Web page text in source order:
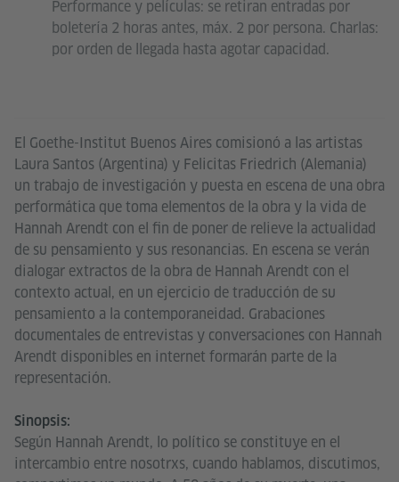
El Goethe-Institut Buenos Aires comisionó a las artistas
Laura Santos (Argentina) y Felicitas Friedrich (Alemania)
un trabajo de investigación y puesta en escena de una obra
performática que toma elementos de la obra y la vida de
Hannah Arendt con el fin de poner de relieve la actualidad
de su pensamiento y sus resonancias. En escena se verán
dialogar extractos de la obra de Hannah Arendt con el
contexto actual, en un ejercicio de traducción de su
pensamiento a la contemporaneidad. Grabaciones
documentales de entrevistas y conversaciones con Hannah
Arendt disponibles en internet formarán parte de la
representación.
Sinopsis:
Según Hannah Arendt, lo político se constituye en el
intercambio entre nosotrxs, cuando hablamos, discutimos,
Performance y películas: se retiran entradas por
boletería 2 horas antes, máx. 2 por persona. Charlas:
por orden de llegada hasta agotar capacidad.